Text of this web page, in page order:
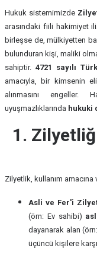
Hukuk sistemimizde
arasındaki fiili hakimiyet
birleşse de, mülkiyetten
bulunduran kişi, maliki
sahiptir. 4721 sayılı
amacıyla, bir kimsenin
alınmasını engeller.
uyuşmazlıklarında hukuki
1.
Zilyetlik, kullanım amacına
Asli ve Fer'i
(örn: Ev sahibi)
dayanarak alan
üçüncü kişilere